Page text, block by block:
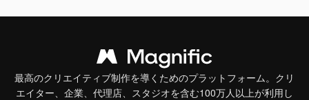
最高のクリエイティブ制作を導くためのプラットフォーム。クリ
エイター、企業、代理店、スタジオを含む100万人以上が利用し